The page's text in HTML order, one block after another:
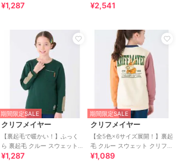
¥1,287
170cm
¥2,541
期間限定SALE
クリフメイヤー
【裏起毛で暖かい！】ふっく
ら 裏起毛 クルー スウェット
120cm～170cm
¥1,287
期間限定SALE
クリフメイヤー
【全5色×6サイズ展開！】裏起
毛 クルー スウェット クリフラ
ビット 120cm～170cm
¥1,089